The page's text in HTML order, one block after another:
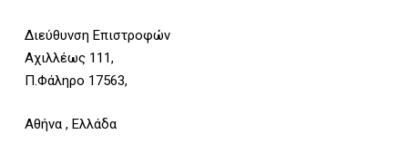
Διεύθυνση Επιστροφών
Αχιλλέως 111,
Π.Φάληρο 17563,
Αθήνα , Ελλάδα